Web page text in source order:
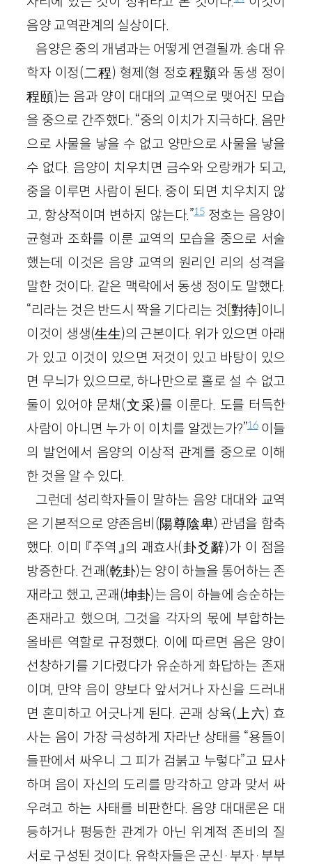
음양 교역관계의 실상이다.
음양은 중의 개념과는 어떻게 연결될까. 송대 유
학자 이정(二程) 형제(형 정호程顥와 동생 정이
程頤)는 음과 양이 대대의 교역으로 맺어진 모습
을 중으로 간주했다. “중의 이치가 지극하다. 음만
으로 사물을 낳을 수 없고 양만으로 사물을 낳을
수 없다. 음양이 치우치면 금수와 오랑캐가 되고,
중을 이루면 사람이 된다. 중이 되면 치우치지 않
고, 항상적이며 변하지 않는다.”15정호는 음양이
균형과 조화를 이룬 교역의 모습을 중으로 서술
했는데 이것은 음양 교역의 원리인 리의 성격을
말한 것이다. 같은 맥락에서 동생 정이도 말했다.
“리라는 것은 반드시 짝을 기다리는 것 對待] 이니
이것이 생생(生生)의 근본이다. 위가 있으면 아래
가 있고 이것이 있으면 저것이 있고 바탕이 있으
면 무늬가 있으므로, 하나만으로 홀로 설 수 없고
둘이 있어야 문채(文采)를 이룬다. 도를 터득한
사람이 아니면 누가 이 이치를 알겠는가?”16이들
의 발언에서 음양의 이상적 관계를 중으로 이해
한 것을 알 수 있다.
그런데 성리학자들이 말하는 음양 대대와 교역
은 기본적으로 양존음비(陽尊陰卑) 관념을 함축
했다. 이미 『주역』의 괘효사(卦爻辭)가 이 점을
방증한다. 건괘(乾卦)는 양이 하늘을 통어하는 존
재라고 했고, 곤괘(坤卦)는 음이 하늘에 승순하는
존재라고 했으며, 그것을 각자의 몫에 부합하는
올바른 역할로 규정했다. 이에 따르면 음은 양이
선창하기를 기다렸다가 유순하게 화답하는 존재
이며, 만약 음이 양보다 앞서거나 자신을 드러내
면 혼미하고 어긋나게 된다. 곤괘 상육(上六) 효
사는 음이 가장 극성하게 자라난 상태를 “용들이
들판에서 싸우니 그 피가 검붉고 누렇다”고 묘사
하며 음이 자신의 도리를 망각하고 양과 맞서 싸
우려고 하는 사태를 비판한다. 음양 대대론은 대
등하거나 평등한 관계가 아닌 위계적 존비의 질
서로 구성된 것이다. 유학자들은 군신·부자·부부